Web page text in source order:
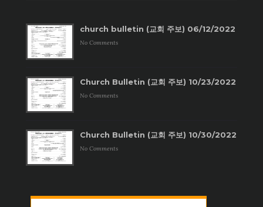
church bulletin (교회 주보) 06/12/2022
No Comments
Church Bulletin (교회 주보) 10/23/2022
No Comments
Church Bulletin (교회 주보) 10/30/2022
No Comments